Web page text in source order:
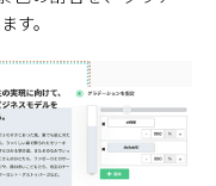
す。